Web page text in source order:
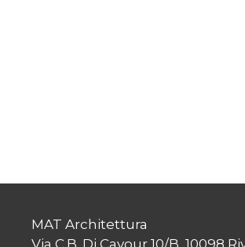
MAT Architettura
Via C.B. Di Cavour 10/B, 10098